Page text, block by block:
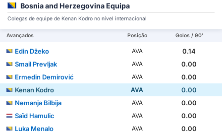
Bosnia and Herzegovina Equipa
Colegas de equipe de Kenan Kodro no nível internacional
Avançados Posição Golos / 90'
Edin Džeko AVA
0.14
Smail Prevljak
AVA
0.00
Ermedin Demirović
AVA
0.00
Kenan Kodro
AVA
0.00
Nemanja Bilbija
AVA
0.00
Saïd Hamulic
AVA
0.00
Luka Menalo
AVA
0.00